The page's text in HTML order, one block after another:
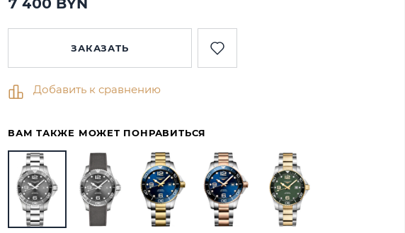
7 400 BYN
ЗАКАЗАТЬ
Добавить к сравнению
ВАМ ТАКЖЕ МОЖЕТ ПОНРАВИТЬСЯ